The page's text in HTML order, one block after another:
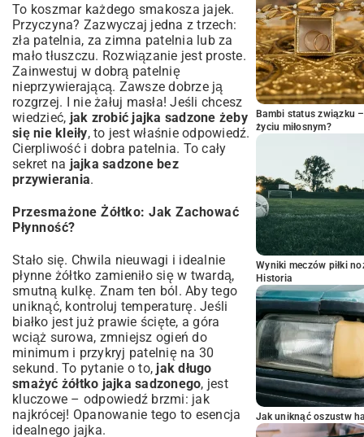
To koszmar każdego smakosza jajek.
Przyczyna? Zazwyczaj jedna z trzech:
zła patelnia, za zimna patelnia lub za
mało tłuszczu. Rozwiązanie jest proste.
Zainwestuj w dobrą patelnię
nieprzywierającą. Zawsze dobrze ją
rozgrzej. I nie żałuj masła! Jeśli chcesz
wiedzieć, jak zrobić jajka sadzone żeby
się nie kleiły, to jest właśnie odpowiedź.
Cierpliwość i dobra patelnia. To cały
sekret na jajka sadzone bez
przywierania.
Przesmażone Żółtko: Jak Zachować
Płynność?
Stało się. Chwila nieuwagi i idealnie
płynne żółtko zamieniło się w twardą,
smutną kulkę. Znam ten ból. Aby tego
uniknąć, kontroluj temperaturę. Jeśli
białko jest już prawie ścięte, a góra
wciąż surowa, zmniejsz ogień do
minimum i przykryj patelnię na 30
sekund. To pytanie o to, jak długo
smażyć żółtko jajka sadzonego, jest
kluczowe – odpowiedź brzmi: jak
najkrócej! Opanowanie tego to esencja
idealnego jajka.
Bambi status związku
życiu miłosnym?
Wyniki meczów piłki
Historia
Jak uniknąć oszustw